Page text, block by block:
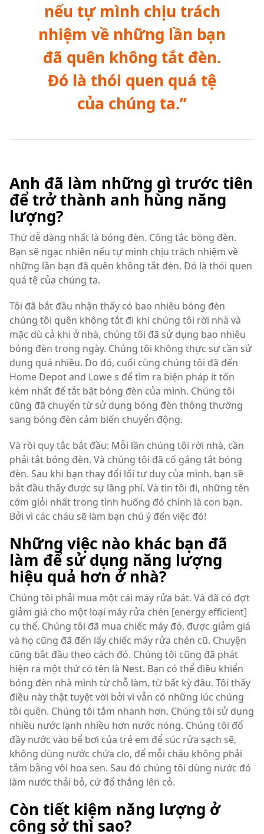
nếu tự mình chịu trách
nhiệm về những lần bạn
đã quên không tắt đèn.
Đó là thói quen quá tệ
của chúng ta.”
Anh đã làm những gì trước tiên
để trở thành anh hùng năng
lượng?
Thứ dễ dàng nhất là bóng đèn. Công tắc bóng đèn.
Bạn sẽ ngạc nhiên nếu tự mình chịu trách nhiệm về
những lần bạn đã quên không tắt đèn. Đó là thói quen
quá tệ của chúng ta.
Tôi đã bắt đầu nhận thấy có bao nhiêu bóng đèn
chúng tôi quên không tắt đi khi chúng tôi rời nhà và
mặc dù cả khi ở nhà, chúng tôi đã sử dụng bao nhiêu
bóng đèn trong ngày. Chúng tôi không thực sự cần sử
dụng quá nhiều. Do đó, cuối cùng chúng tôi đã đến
Home Depot and Lowe s để tìm ra biện pháp ít tốn
kém nhất để tắt bật bóng đèn của mình. Chúng tôi
cũng đã chuyển từ sử dụng bóng đèn thông thường
sang bóng đèn cảm biến chuyển động.
Và rồi quy tắc bắt đầu: Mỗi lần chúng tôi rời nhà, cần
phải tắt bóng đèn. Và chúng tôi đã cố gắng tắt bóng
đèn. Sau khi bạn thay đổi lối tư duy của mình, bạn sẽ
bắt đầu thấy được sự lãng phí. Và tin tôi đi, những tên
cớm giỏi nhất trong tình huống đó chính là con bạn.
Bởi vì các cháu sẽ làm bạn chú ý đến việc đó!
Những việc nào khác bạn đã
làm để sử dụng năng lượng
hiệu quả hơn ở nhà?
Chúng tôi phải mua một cái máy rửa bát. Và đã có đợt
giảm giá cho một loại máy rửa chén [energy efficient]
cụ thể. Chúng tôi đã mua chiếc máy đó, được giảm giá
và họ cũng đã đến lấy chiếc máy rửa chén cũ. Chuyện
cũng bắt đầu theo cách đó. Chúng tôi cũng đã phát
hiện ra một thứ có tên là Nest. Bạn có thể điều khiển
bóng đèn nhà mình từ chỗ làm, từ bất kỳ đâu. Tôi thấy
điều này thật tuyệt vời bởi vì vẫn có những lúc chúng
tôi quên. Chúng tôi tắm nhanh hơn. Chúng tôi sử dụng
nhiều nước lạnh nhiều hơn nước nóng. Chúng tôi đổ
đầy nước vào bể bơi của trẻ em để súc rửa sạch sẽ,
không dùng nước chứa clo, để mỗi cháu không phải
tắm bằng vòi hoa sen. Sau đó chúng tôi dùng nước đó
làm nước thải bỏ, cứ đổ thẳng lên cỏ.
Còn tiết kiệm năng lượng ở
công sở thì sao?